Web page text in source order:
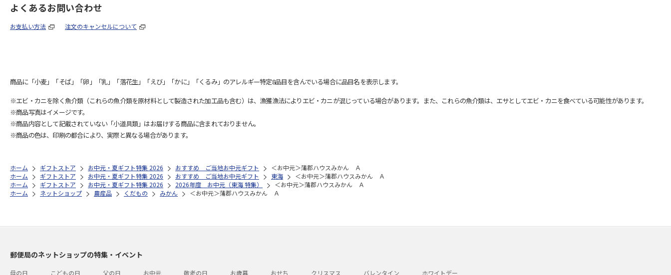
よくあるお問い合わせ
お支払い方法 注文のキャンセルについて
商品に「小麦」「そば」「卵」「乳」「落花生」「えび」「かに」「くるみ」のアレルギー特定8品目を含んでいる場合に品目名を表示します。
※エビ・カニを除く魚介類（これらの魚介類を原材料として製造された加工品も含む）は、漁獲漁法によりエビ・カニが混じっている場合があります。また、これらの魚介類は、エサとしてエビ・カニを食べている可能性があります。
※商品写真はイメージです。
※商品内容として記載されていない「小道具類」はお届けする商品に含まれておりません。
※商品の色は、印刷の都合により、実際と異なる場合があります。
ホーム ギフトストア お中元・夏ギフト特集 2026 おすすめ ご当地お中元ギフト
＜お中元＞蒲郡ハウスみかん Ａ
ホーム
ギフトストア お中元・夏ギフト特集 2026 おすすめ ご当地お中元ギフト 東海
＜お中元＞蒲郡ハウスみかん Ａ
ホーム
ギフトストア お中元・夏ギフト特集 2026 2026年度 お中元（東海 特集）
＜お中元＞蒲郡ハウスみかん Ａ
ホーム
ネットショップ 農産品 くだもの みかん ＜お中元＞蒲郡ハウスみかん Ａ
郵便局のネットショップの特集・イベント
母の日 こどもの日 父の日 お中元 敬老の日 お歳暮 おせち クリスマス バレンタイン ホワイトデー